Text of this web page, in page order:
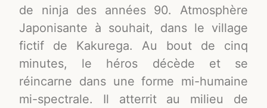
de ninja des années 90. Atmosphère
Japonisante à souhait, dans le village
fictif de Kakurega. Au bout de cinq
minutes, le héros décède et se
réincarne dans une forme mi-humaine
mi-spectrale. Il atterrit au milieu de